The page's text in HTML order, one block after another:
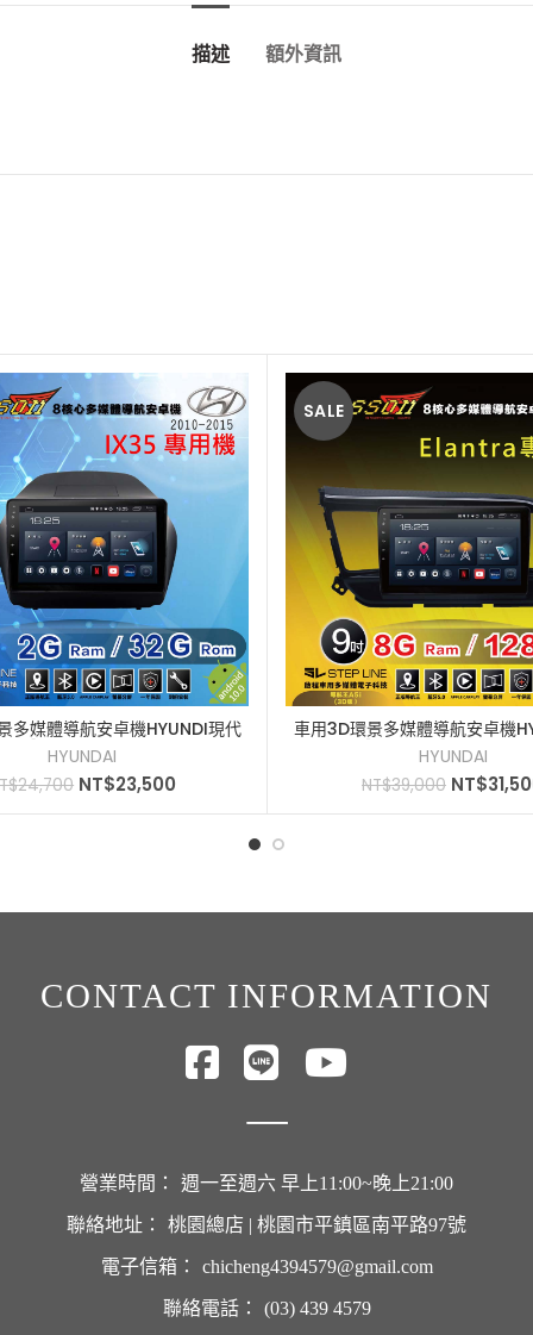
描述 額外資訊
加入購物車
多媒體導航安卓機HYUNDI現代
到府安裝10吋2010-
2015
HYUNDAI
24,700 NT$23,500
SALE
加入購物車
車用3D環景多媒體導航安卓機
Elantra[JASSON]8+128G到
2019
HYUNDAI
NT$39,000 NT$
CONTACT INFORMATION
營業時間： 週一至週六 早上11:00~晚上21:00
聯絡地址： 桃園總店 | 桃園市平鎮區南平路97號
電子信箱： chicheng4394579@gmail.com
聯絡電話： (03) 439 4579